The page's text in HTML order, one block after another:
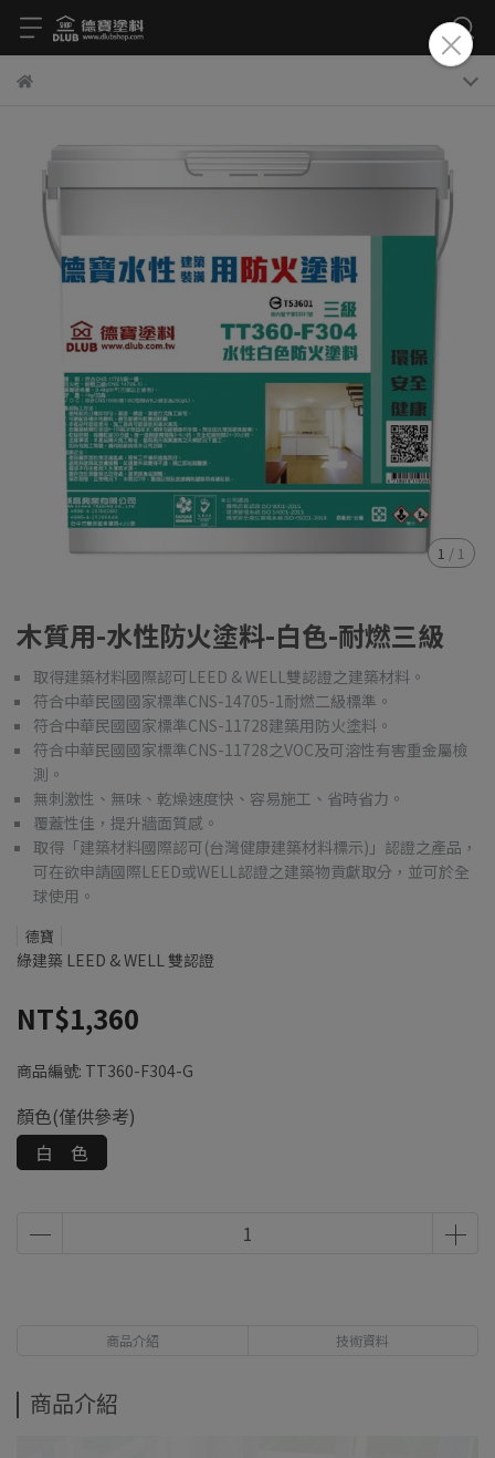
1 / 1
木質用-水性防火塗料-白色-耐燃三級
取得建築材料國際認可LEED & WELL雙認證之建築材料。
符合中華民國國家標準CNS-14705-1耐燃二級標準。
符合中華民國國家標準CNS-11728建築用防火塗料。
符合中華民國國家標準CNS-11728之VOC及可溶性有害重金屬檢
測。
無刺激性、無味、乾燥速度快、容易施工、省時省力。
覆蓋性佳，提升牆面質感。
取得「建築材料國際認可(台灣健康建築材料標示)」認證之產品，
可在欲申請國際LEED或WELL認證之建築物貢獻取分，並可於全
球使用。
德寶
綠建築 LEED & WELL 雙認證
NT$1,360
商品編號: TT360-F304-G
顏色(僅供參考)
白 色
商品介紹 技術資料
商品介紹